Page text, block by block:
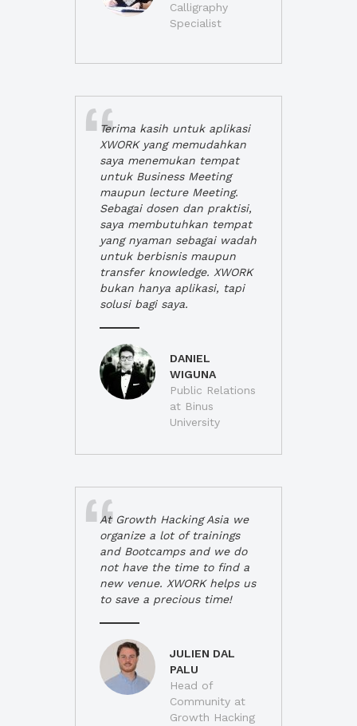
Calligraphy
Specialist
Terima kasih untuk aplikasi
XWORK yang memudahkan
saya menemukan tempat
untuk Business Meeting
maupun lecture Meeting.
Sebagai dosen dan praktisi,
saya membutuhkan tempat
yang nyaman sebagai wadah
untuk berbisnis maupun
transfer knowledge. XWORK
bukan hanya aplikasi, tapi
solusi bagi saya.
DANIEL
WIGUNA
Public Relations
at Binus
University
At Growth Hacking Asia we
organize a lot of trainings
and Bootcamps and we do
not have the time to find a
new venue. XWORK helps us
to save a precious time!
JULIEN DAL
PALU
Head of
Community at
Growth Hacking